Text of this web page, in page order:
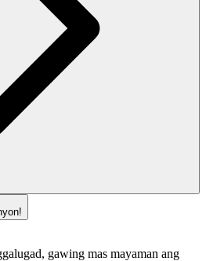
gawing mas mayaman ang